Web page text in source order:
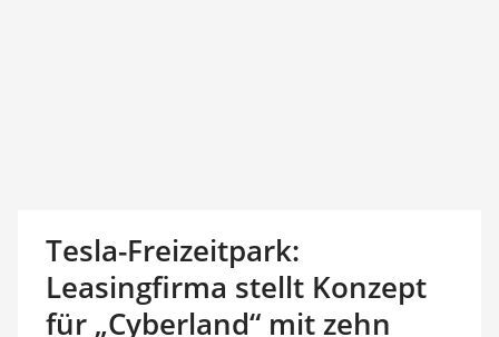
Tesla-Freizeitpark:
Leasingfirma stellt Konzept
für „Cyberland“ mit zehn